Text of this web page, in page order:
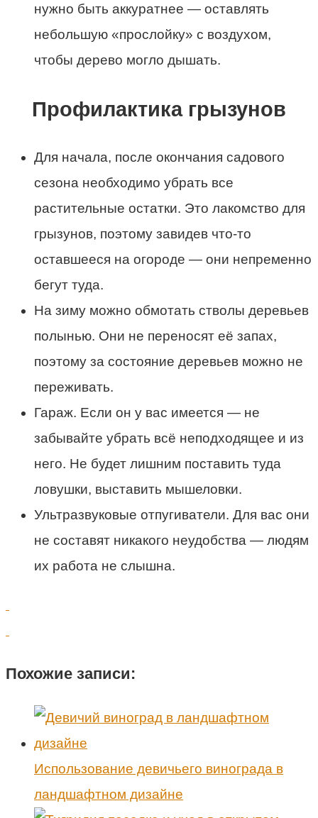
нужно быть аккуратнее — оставлять
небольшую «прослойку» с воздухом,
чтобы дерево могло дышать.
Профилактика грызунов
Для начала, после окончания садового
сезона необходимо убрать все
растительные остатки. Это лакомство для
грызунов, поэтому завидев что-то
оставшееся на огороде — они непременно
бегут туда.
На зиму можно обмотать стволы деревьев
полынью. Они не переносят её запах,
поэтому за состояние деревьев можно не
переживать.
Гараж. Если он у вас имеется — не
забывайте убрать всё неподходящее и из
него. Не будет лишним поставить туда
ловушки, выставить мышеловки.
Ультразвуковые отпугиватели. Для вас они
не составят никакого неудобства — людям
их работа не слышна.
Похожие записи:
Использование девичьего винограда в
ландшафтном дизайне